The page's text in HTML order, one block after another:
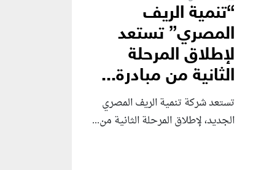
“تنمية الريف
المصري” تستعد
لإطلاق المرحلة
الثانية من مبادرة...
تستعد شركة تنمية الريف المصري
الجديد، لإطلاق المرحلة الثانية من...